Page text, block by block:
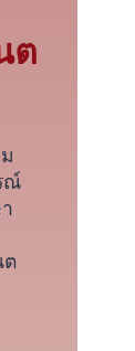
ต
ณ์
ต